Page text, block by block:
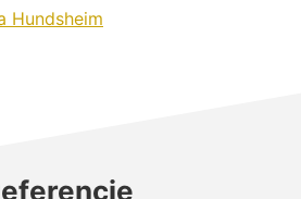
Hundsheim